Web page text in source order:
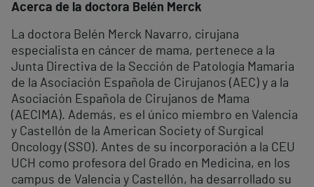
Acerca de la doctora Belén Merck
La doctora Belén Merck Navarro, cirujana
especialista en cáncer de mama, pertenece a la
Junta Directiva de la Sección de Patología Mamaria
de la Asociación Española de Cirujanos (AEC) y a la
Asociación Española de Cirujanos de Mama
(AECIMA). Además, es el único miembro en Valencia
y Castellón de la American Society of Surgical
Oncology (SSO). Antes de su incorporación a la CEU
UCH como profesora del Grado en Medicina, en los
campus de Valencia y Castellón, ha desarrollado su